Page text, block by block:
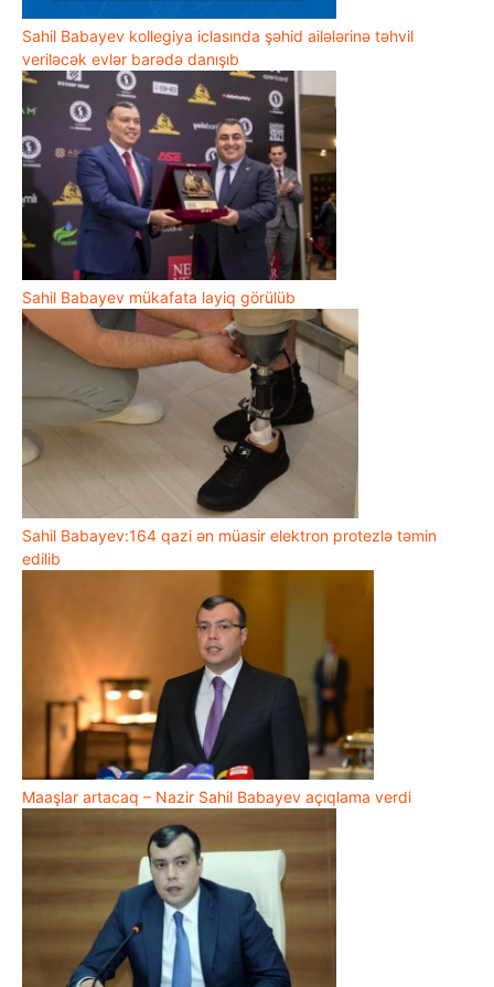
Sahil Babayev kollegiya iclasında şəhid ailələrinə təhvil
veriləcək evlər barədə danışıb
Sahil Babayev mükafata layiq görülüb
Sahil Babayev:164 qazi ən müasir elektron protezlə təmin
edilib
Maaşlar artacaq – Nazir Sahil Babayev açıqlama verdi